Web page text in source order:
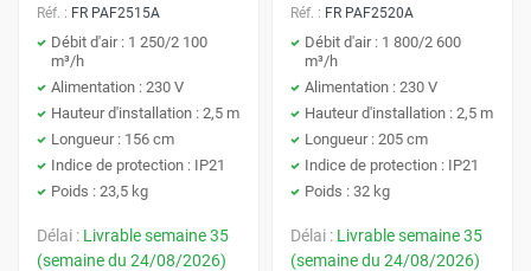
Réf. : FR PAF2515A
Débit d'air : 1 250/2 100
m³/h
Alimentation : 230 V
Hauteur d'installation : 2,5 m
Longueur : 156 cm
Indice de protection : IP21
Poids : 23,5 kg
Délai : Livrable semaine 35
(semaine du 24/08/2026)
Réf. : FR PAF2520A
Débit d'air : 1 800/2 600
m³/h
Alimentation : 230 V
Hauteur d'installation : 2,5 m
Longueur : 205 cm
Indice de protection : IP21
Poids : 32 kg
Délai : Livrable semaine 35
(semaine du 24/08/2026)